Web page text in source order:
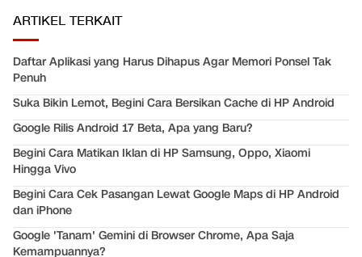
ARTIKEL TERKAIT
Daftar Aplikasi yang Harus Dihapus Agar Memori Ponsel Tak
Penuh
Suka Bikin Lemot, Begini Cara Bersikan Cache di HP Android
Google Rilis Android 17 Beta, Apa yang Baru?
Begini Cara Matikan Iklan di HP Samsung, Oppo, Xiaomi
Hingga Vivo
Begini Cara Cek Pasangan Lewat Google Maps di HP Android
dan iPhone
Google 'Tanam' Gemini di Browser Chrome, Apa Saja
Kemampuannya?